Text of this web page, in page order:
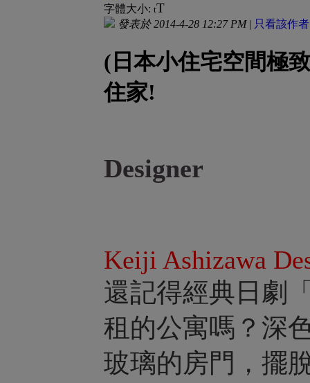
字體大小: tT
發表於 2014-4-28 12:27 PM| 只看該作者
(日本小住宅空間極
住家!
Designer
Keiji Ashizawa
還記得經典日劇
租的公寓嗎？深
玻璃的房門，擺